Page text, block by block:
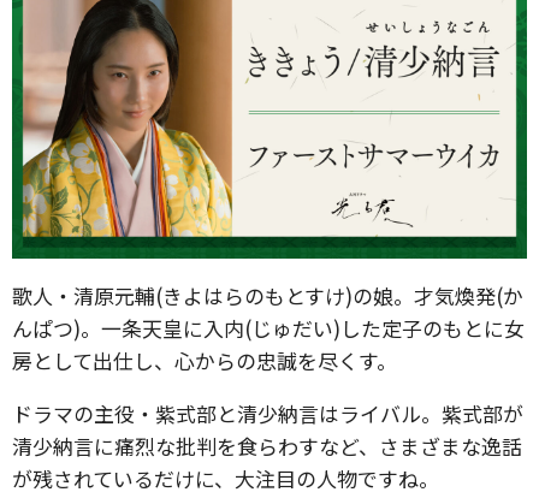
歌人・清原元輔(きよはらのもとすけ)の娘。才気煥発(か
んぱつ)。一条天皇に入内(じゅだい)した定子のもとに女
房として出仕し、心からの忠誠を尽くす。
ドラマの主役・紫式部と清少納言はライバル。紫式部が
清少納言に痛烈な批判を食らわすなど、さまざまな逸話
が残されているだけに、大注目の人物ですね。